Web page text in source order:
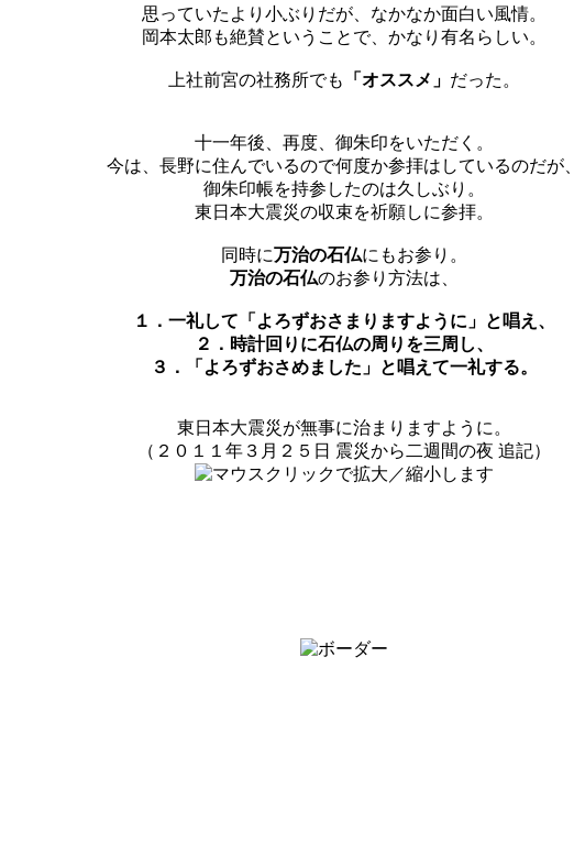
思っていたより小ぶりだが、なかなか面白い風情。
岡本太郎も絶賛ということで、かなり有名らしい。
上社前宮の社務所でも 「オススメ」 だった。
十一年後、再度、御朱印をいただく。
今は、長野に住んでいるので何度か参拝はしているのだが、
御朱印帳を持参したのは久しぶり。
東日本大震災の収束を祈願しに参拝。
同時に万治の石仏にもお参り。
万治の石仏のお参り方法は、
１．一礼して「よろずおさまりますように」と唱え、
２．時計回りに石仏の周りを三周し、
３．「よろずおさめました」と唱えて一礼する。
東日本大震災が無事に治まりますように。
（２０１１年３月２５日 震災から二週間の夜 追記）